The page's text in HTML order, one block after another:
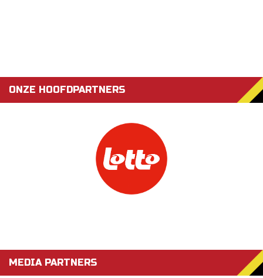
ONZE HOOFDPARTNERS
MEDIA PARTNERS